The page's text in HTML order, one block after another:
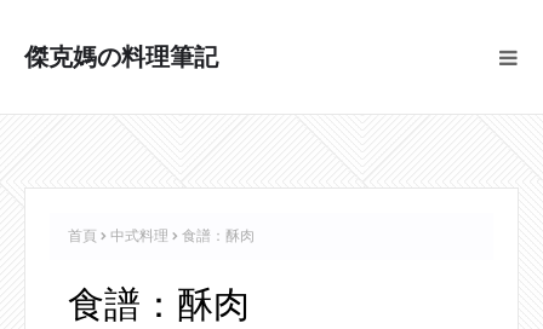
傑克媽の料理筆記
首頁 中式料理 食譜：酥肉
食譜：酥肉